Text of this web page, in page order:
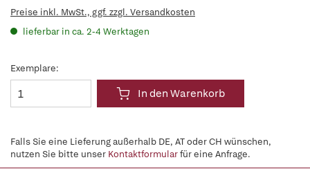
Preise inkl. MwSt., ggf. zzgl. Versandkosten
lieferbar in ca. 2-4 Werktagen
Exemplare:
In den Warenkorb
Falls Sie eine Lieferung außerhalb DE, AT oder CH wünschen,
nutzen Sie bitte unser Kontaktformularfür eine Anfrage.